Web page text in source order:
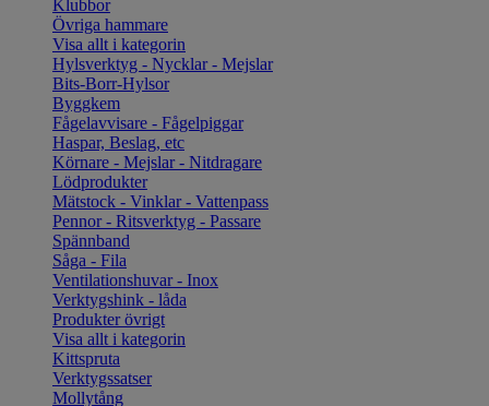
Klubbor
Övriga hammare
Visa allt i kategorin
Hylsverktyg - Nycklar - Mejslar
Bits-Borr-Hylsor
Byggkem
Fågelavvisare - Fågelpiggar
Haspar, Beslag, etc
Körnare - Mejslar - Nitdragare
Lödprodukter
Mätstock - Vinklar - Vattenpass
Pennor - Ritsverktyg - Passare
Spännband
Såga - Fila
Ventilationshuvar - Inox
Verktygshink - låda
Produkter övrigt
Visa allt i kategorin
Kittspruta
Verktygssatser
Mollytång